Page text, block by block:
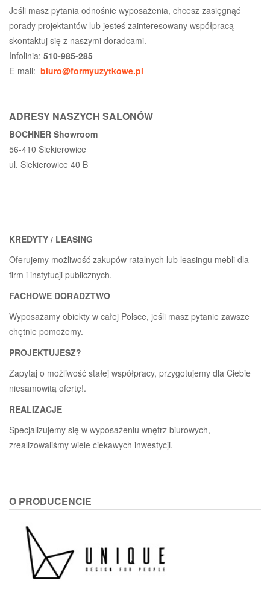
Jeśli masz pytania odnośnie wyposażenia, chcesz zasięgnąć
porady projektantów lub jesteś zainteresowany współpracą -
skontaktuj się z naszymi doradcami.
Infolinia: 510-985-285
E-mail: biuro@formyuzytkowe.pl
ADRESY NASZYCH SALONÓW
BOCHNER Showroom
56-410 Siekierowice
ul. Siekierowice 40 B
KREDYTY / LEASING
Oferujemy możliwość zakupów ratalnych lub leasingu mebli dla
firm i instytucji publicznych.
FACHOWE DORADZTWO
Wyposażamy obiekty w całej Polsce, jeśli masz pytanie zawsze
chętnie pomożemy.
PROJEKTUJESZ?
Zapytaj o możliwość stałej współpracy, przygotujemy dla Ciebie
niesamowitą ofertę!.
REALIZACJE
Specjalizujemy się w wyposażeniu wnętrz biurowych,
zrealizowaliśmy wiele ciekawych inwestycji.
O PRODUCENCIE